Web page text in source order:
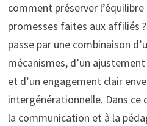
comment préserver
promesses faites aux affiliés
passe par une combinaison
mécanismes, d’un
et d’un engagement clair
intergénérationnelle. Dans ce
la communication et à la